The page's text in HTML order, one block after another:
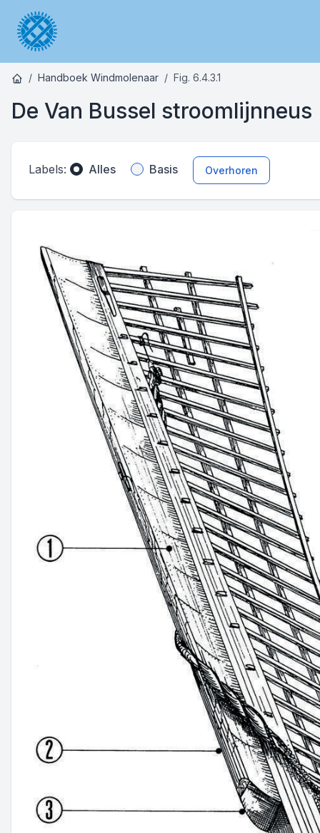
Handboek Windmolenaar Fig. 6.4.3.1
De Van Bussel stroomlijnneus
Labels: Alles Basis Overhoren